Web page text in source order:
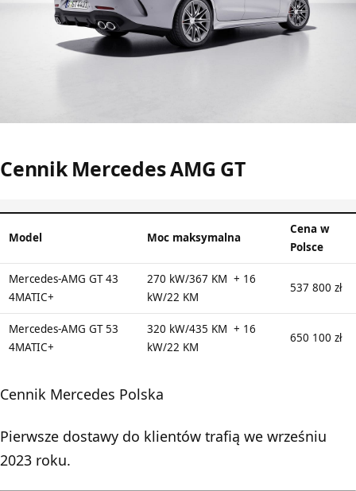
Cennik Mercedes AMG GT
Model Moc maksymalna
Cena w
Polsce
Mercedes-AMG GT 43
4MATIC+
270 kW/367 KM + 16
kW/22 KM
537 800 zł
Mercedes-AMG GT 53
4MATIC+
320 kW/435 KM + 16
kW/22 KM
650 100 zł
Cennik Mercedes Polska
Pierwsze dostawy do klientów trafią we wrześniu
2023 roku.